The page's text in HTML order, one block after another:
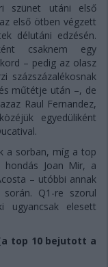
szünet utáni első
első ötben végzett
délutáni edzésén.
csaknem egy
– pedig az olasz
százszázalékosnak
műtétje után –, de
Raul Fernandez,
egyedüliként
a sorban, míg a top
Joan Mir, a
– utóbbi annak
Q1-re szorul
ugyancsak elesett
top 10 bejutott a